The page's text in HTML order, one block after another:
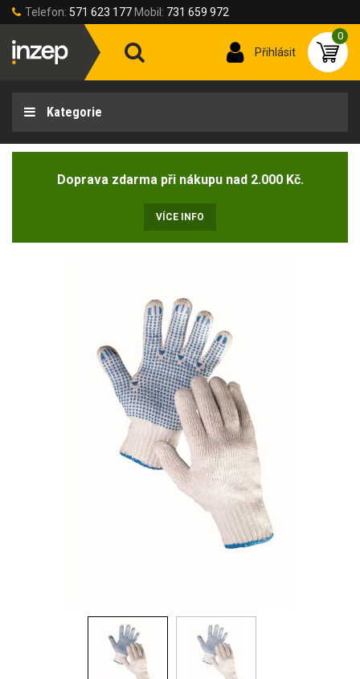
Telefon: 571 623 177 Mobil: 731 659 972
Přihlásit
0
Kategorie
Doprava zdarma při nákupu nad 2.000 Kč.
VÍCE INFO